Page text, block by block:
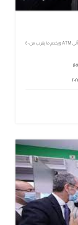
مكتب بريد المرماح على مساحة ١١٦ متر مربع ومزود بماكينة صراف آلى ATM ويخدم ما يقرب من ٤٠